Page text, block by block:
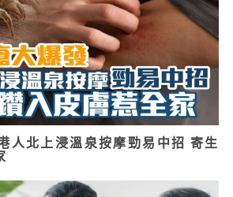
人北上浸溫泉按摩勁易中招 寄生